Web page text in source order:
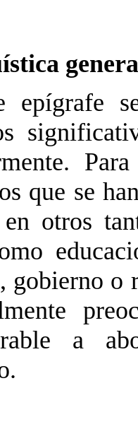
epígrafe
que se
otros
gobierno o
a